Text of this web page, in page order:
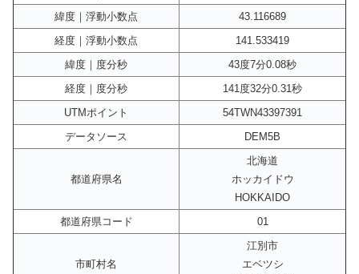
緯度｜浮動小数点
43.116689
経度｜浮動小数点
141.533419
緯度｜度分秒
43度7分0.08秒
経度｜度分秒
141度32分0.31秒
UTMポイント
54TWN43397391
データソース
DEM5B
都道府県名
北海道
ホッカイドウ
HOKKAIDO
都道府県コード
01
市町村名
江別市
エベツシ